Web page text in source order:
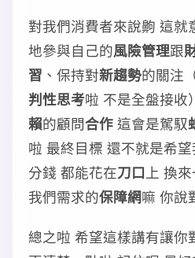
對我們消費者來說齁 這就
地參與自己的風險管理跟
習 、保持對新趨勢的關注
判性思考啦 不是全盤接收
賴的顧問合作 這會是駕馭
啦 最終目標 還不就是希
分錢 都能花在刀口上 換
我們需求的保障網嘛 你說
總之啦 希望這樣講有讓你